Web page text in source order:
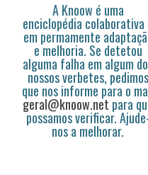
A Knoow é uma
enciclopédia colaborativa
em permamente
e melhoria. Se detetou
alguma falha em algum
nossos verbetes, pedimos
que nos informe para o
geral@knoow.net para
possamos verificar.
nos a melhorar.